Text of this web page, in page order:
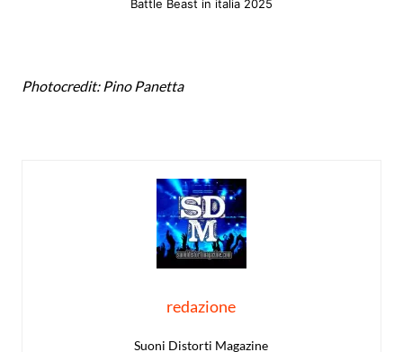
Battle Beast in italia 2025
Photocredit: Pino Panetta
redazione
Suoni Distorti Magazine